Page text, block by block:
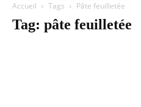
Accueil Tags Pâte feuilletée
Tag: pâte feuilletée